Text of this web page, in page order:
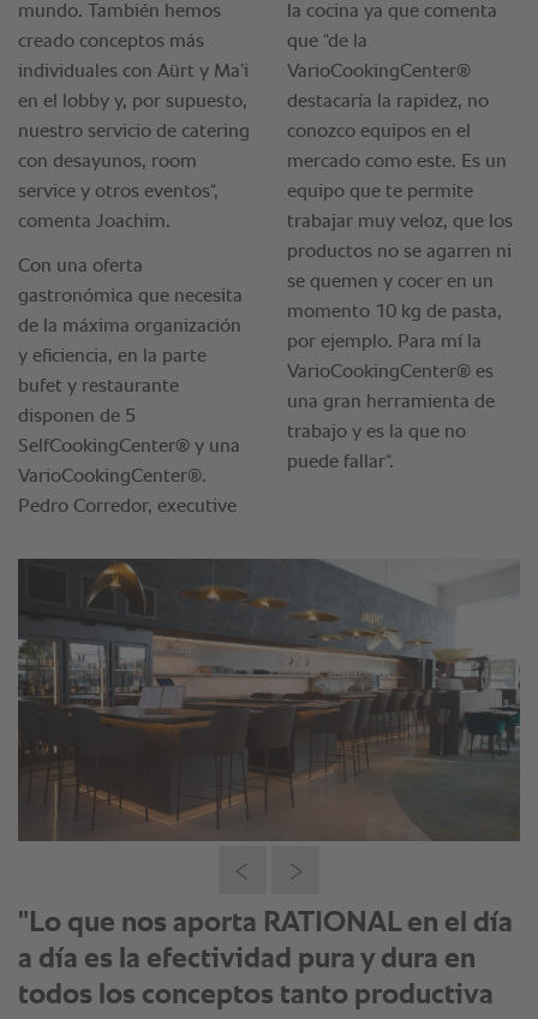
"Lo que nos aporta RATIONAL en el día
a día es la efectividad pura y dura en
todos los conceptos tanto productiva